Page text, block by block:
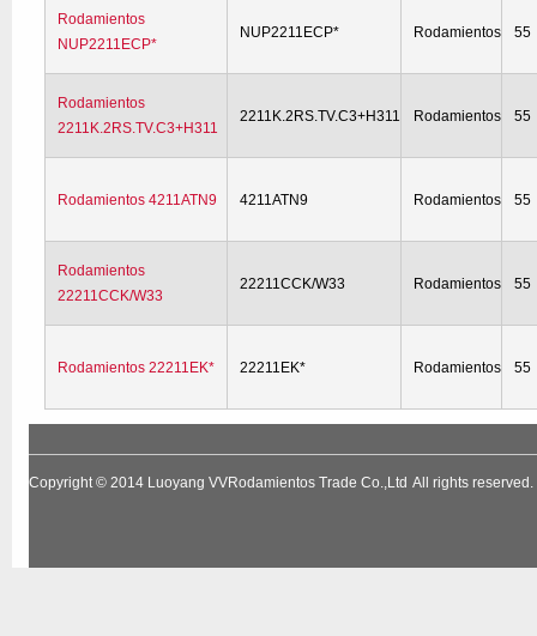
Rodamientos
NUP2211ECP*
NUP2211ECP* Rodamientos 55
Rodamientos
2211K.2RS.TV.C3+H311
2211K.2RS.TV.C3+H311 Rodamientos 55
Rodamientos 4211ATN9 4211ATN9 Rodamientos 55
Rodamientos
22211CCK/W33
22211CCK/W33 Rodamientos 55
Rodamientos 22211EK* 22211EK* Rodamientos 55
Copyright © 2014 Luoyang VVRodamientos Trade Co.,Ltd All rights